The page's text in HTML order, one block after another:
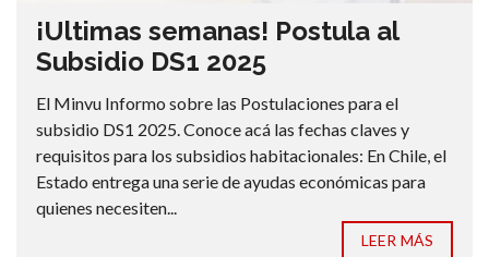
¡Ultimas semanas! Postula al
Subsidio DS1 2025
El Minvu Informo sobre las Postulaciones para el
subsidio DS1 2025. Conoce acá las fechas claves y
requisitos para los subsidios habitacionales: En Chile, el
Estado entrega una serie de ayudas económicas para
quienes necesiten...
LEER MÁS